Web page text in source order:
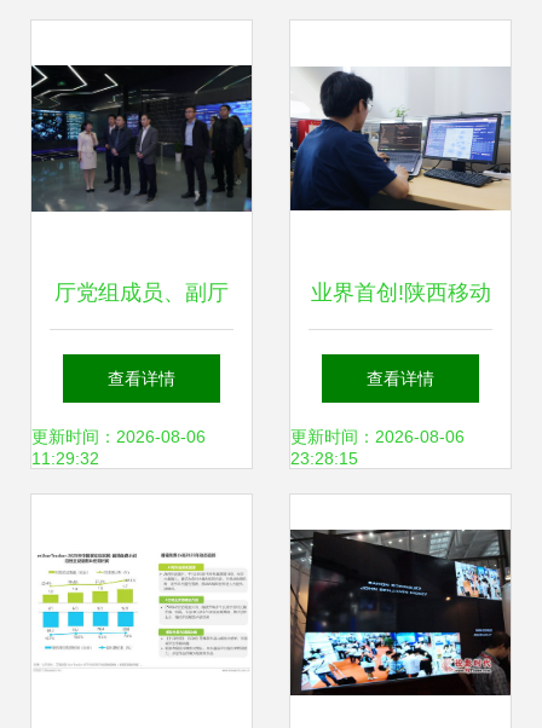
厅党组成员、副厅
长黄新波赴中国移
动云能力中心调研
查看详情
更新时间：2026-08-06
11:29:32
业界首创!陕西移动
创新突破“覆盖空
洞”识别难题 助力
术升级
查看详情
更新时间：2026-08-06
23:28:15